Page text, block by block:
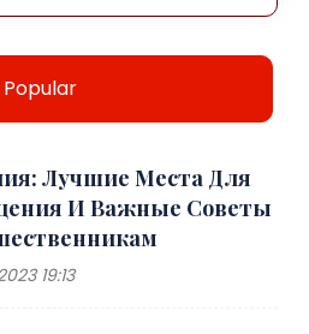
Popular
Лучшие Места Для
И Важные Советы
19:13